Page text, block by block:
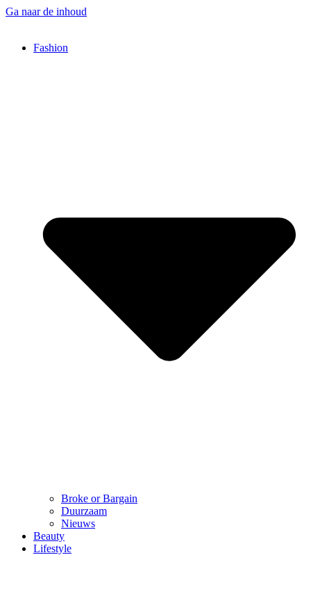
Ga naar de inhoud
Fashion
Broke or Bargain
Duurzaam
Nieuws
Beauty
Lifestyle